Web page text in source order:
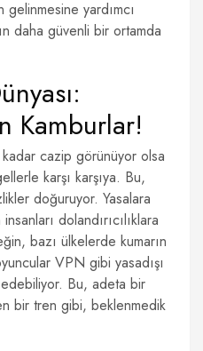
yardımcı
daha güvenli bir ortamda
Kamburlar!
cazip görünüyor olsa
karşı karşıya. Bu,
doğuruyor. Yasalara
dolandırıcılıklara
bazı ülkelerde kumarın
VPN gibi yasadışı
Bu, adeta bir
bir tren gibi, beklenmedik